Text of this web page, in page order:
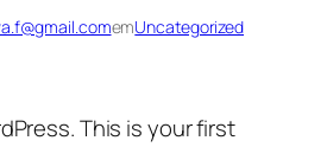
emUncategorized
This is your first